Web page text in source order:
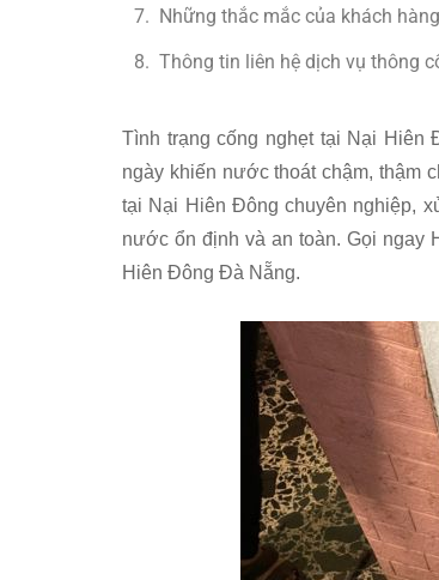
Những thắc mắc của khách
Thông tin liên hệ dịch vụ thông
Tình trạng cống nghẹt tại Nại
ngày khiến nước thoát chậm, thậm
tại Nại Hiên Đông chuyên nghiệp,
nước ổn định và an toàn. Gọi ngay
Hiên Đông Đà Nẵng.